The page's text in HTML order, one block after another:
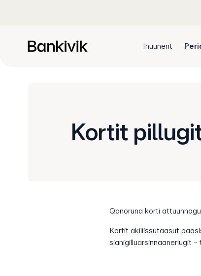
Inuunerit
Kortit
Qanoruna korti
Kortit akiliissutaasut
sianigilluarsinnaanerlugit